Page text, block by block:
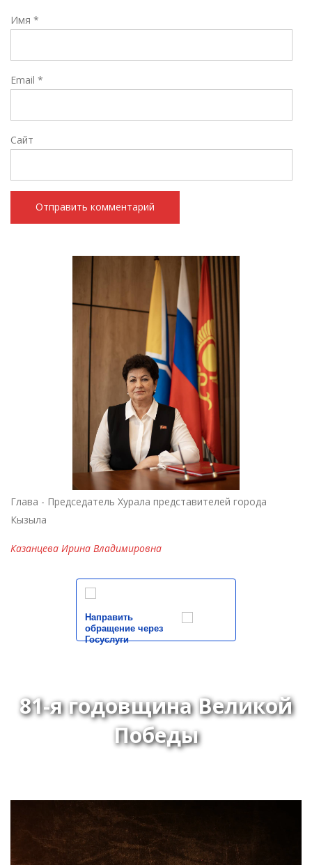
Имя *
Email *
Сайт
Глава - Председатель Хурала представителей города
Кызыла
Казанцева Ирина Владимировна
Направить
обращение через
Госуслуги
81-я годовщина Великой
Победы